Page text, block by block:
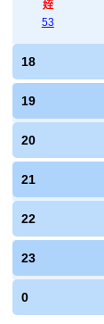
姪
53
18
19
20
21
22
23
0